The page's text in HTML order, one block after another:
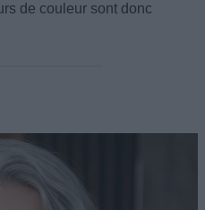
de couleur sont donc